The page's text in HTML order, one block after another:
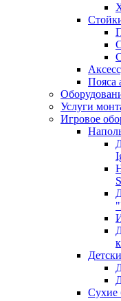
Пояса
Услуги
Игровое
Сухие